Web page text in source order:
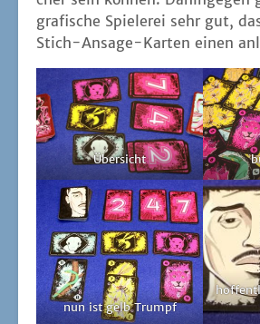
nun ist gelb Trumpf
Anan­si| Cyril Blon­del und Jim
30 Minu­ten | 3 bis 5
BÄR Games
Coyotevon Spartaco
– erschienen bei
Games